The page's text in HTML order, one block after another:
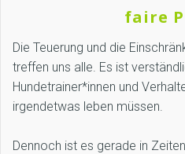
faire
Die Teuerung und die
treffen uns alle. Es ist
Hundetrainer*innen und
irgendetwas leben müssen.
Dennoch ist es gerade in